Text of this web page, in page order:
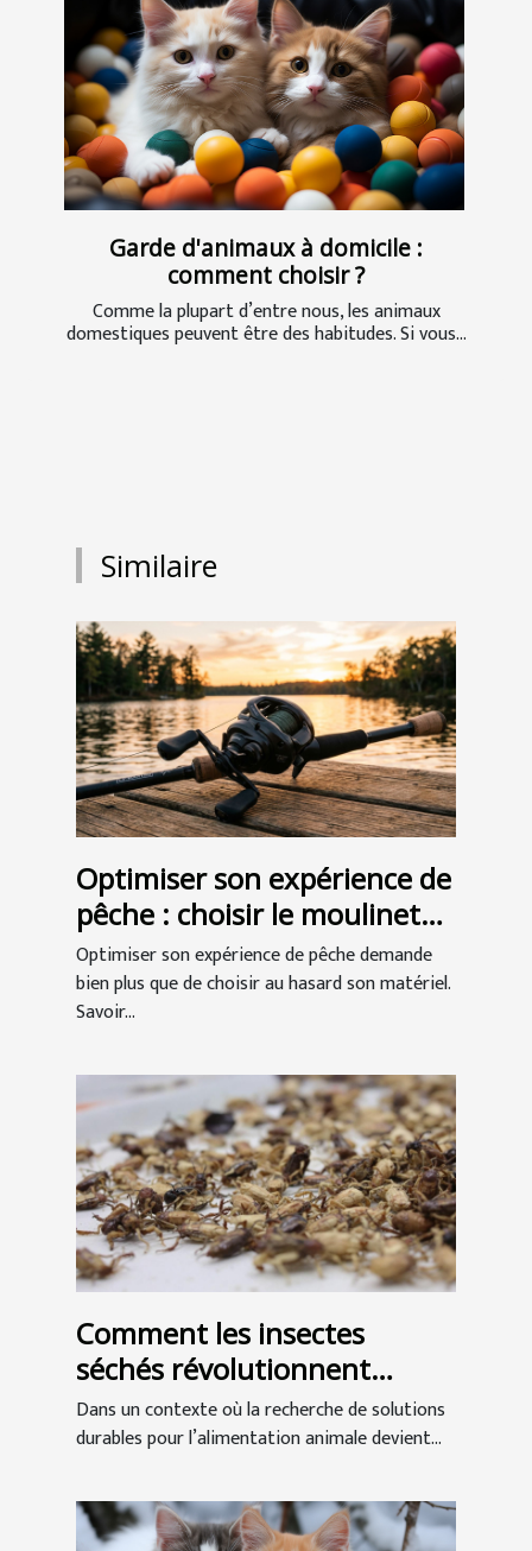
Garde d'animaux à domicile :
comment choisir ?
Comme la plupart d’entre nous, les animaux
domestiques peuvent être des habitudes. Si vous...
Similaire
Optimiser son expérience de
pêche : choisir le moulinet
casting idéal
Optimiser son expérience de pêche demande
bien plus que de choisir au hasard son matériel.
Savoir...
Comment les insectes
séchés révolutionnent
l'alimentation animale ?
Dans un contexte où la recherche de solutions
durables pour l’alimentation animale devient...